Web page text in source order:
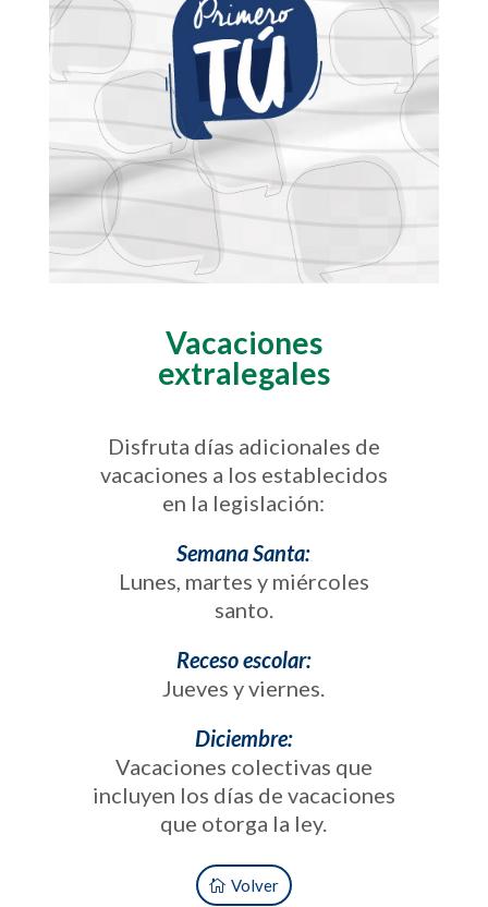
Vacaciones
extralegales
Disfruta días adicionales de
vacaciones a los establecidos
en la legislación:
Semana Santa:
Lunes, martes y miércoles
santo.
Receso escolar:
Jueves y viernes.
Diciembre:
Vacaciones colectivas que
incluyen los días de vacaciones
que otorga la ley.
Volver